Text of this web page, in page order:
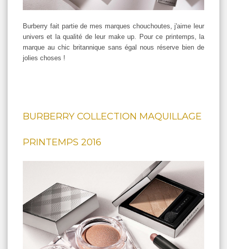
Burberry fait partie de mes marques chouchoutes, j'aime leur
univers et la qualité de leur make up. Pour ce printemps, la
marque au chic britannique sans égal nous réserve bien de
jolies choses !
BURBERRY COLLECTION MAQUILLAGE
PRINTEMPS 2016